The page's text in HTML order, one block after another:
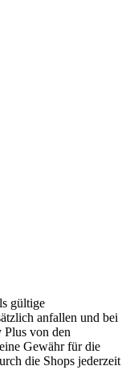
gültige
anfallen und bei
Plus von den
Gewähr für die
die Shops jederzeit